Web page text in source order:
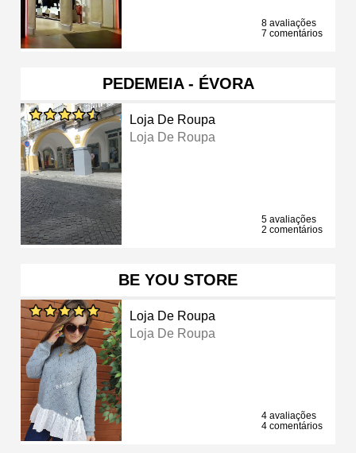
8 avaliações
7 comentários
PEDEMEIA - ÉVORA
Loja De Roupa
Loja De Roupa
5 avaliações
2 comentários
BE YOU STORE
Loja De Roupa
Loja De Roupa
4 avaliações
4 comentários